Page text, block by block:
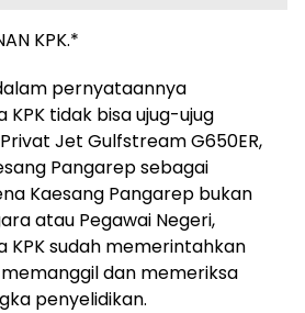
KPK.*
pernyataannya
tidak bisa ujug-ujug
Jet Gulfstream G650ER,
Pangarep sebagai
Kaesang Pangarep bukan
atau Pegawai Negeri,
KPK sudah memerintahkan
dan memeriksa
penyelidikan.